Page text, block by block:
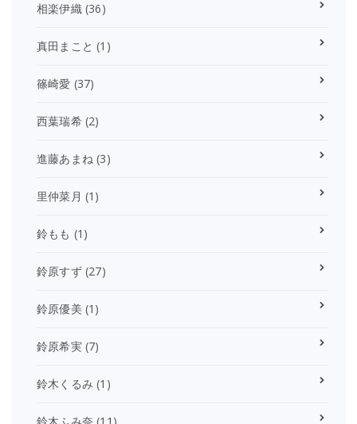
相楽伊織(36)
真田まこと (1)
篠崎愛 (37)
西葉瑞希(2)
進藤あまね (3)
里仲菜月 (1)
鈴もも (1)
鈴原すず(27)
鈴原優美 (1)
鈴原希実(7)
鈴木くるみ (1)